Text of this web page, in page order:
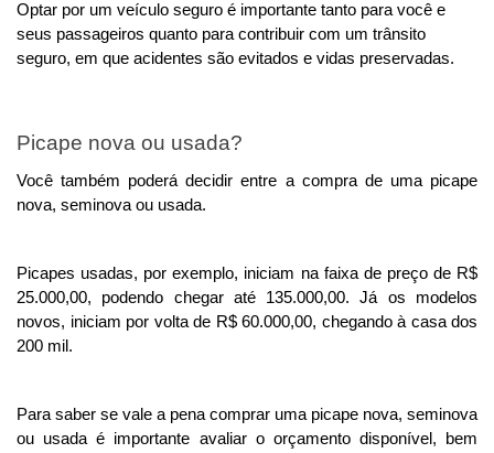
Optar por um veículo seguro é importante tanto para você e
seus passageiros quanto para contribuir com um trânsito
seguro, em que acidentes são evitados e vidas preservadas.
Picape nova ou usada?
Você também poderá decidir entre a compra de uma picape
nova, seminova ou usada.
Picapes usadas, por exemplo, iniciam na faixa de preço de R$
25.000,00, podendo chegar até 135.000,00. Já os modelos
novos, iniciam por volta de R$ 60.000,00, chegando à casa dos
200 mil.
Para saber se vale a pena comprar uma picape nova, seminova
ou usada é importante avaliar o orçamento disponível, bem